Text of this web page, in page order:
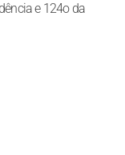
e 124o da